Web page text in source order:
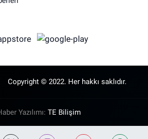
Copyright © 2022. Her hakkı saklıdır.
Yazılımı: TE Bilişim